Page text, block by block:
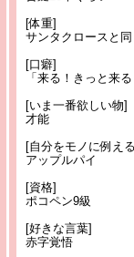
[体重]
サンタクロースと
[口癖]
「来る！きっと来る
[いま一番欲しい物]
才能
[自分をモノに例え
アップルパイ
[資格]
ポコペン9級
[好きな言葉]
赤字覚悟